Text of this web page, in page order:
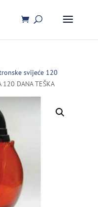
svijeće 120
120 DANA TEŠKA